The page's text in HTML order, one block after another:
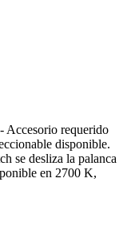
Accesorio requerido
disponible.
se desliza la palanca
en 2700 K,